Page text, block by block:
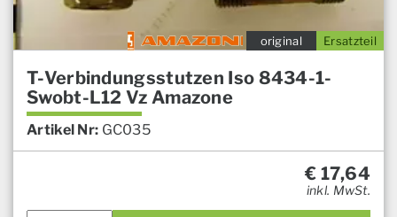
Ersatzteil
original
T-Verbindungsstutzen Iso 8434-1-
Swobt-L12 Vz Amazone
Artikel Nr: GC035
€ 17,64
inkl. MwSt.